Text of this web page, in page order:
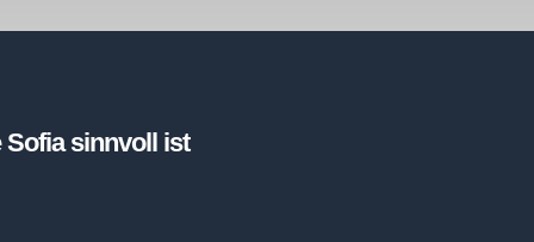
Sofia sinnvoll ist